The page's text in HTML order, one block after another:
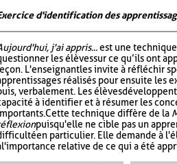
d'identification des
j'ai appris...est une
les élèves sur ce qu’ils ont
L'enseignant les invite à réfléchir
réalisés pour ensuite les
verbalement. Les élèves
à identifier et à résumer les
Cette technique diffère de la
puisqu'elle ne cible pas un
en particulier. Elle demande à
l'importance relative de ce qui a été